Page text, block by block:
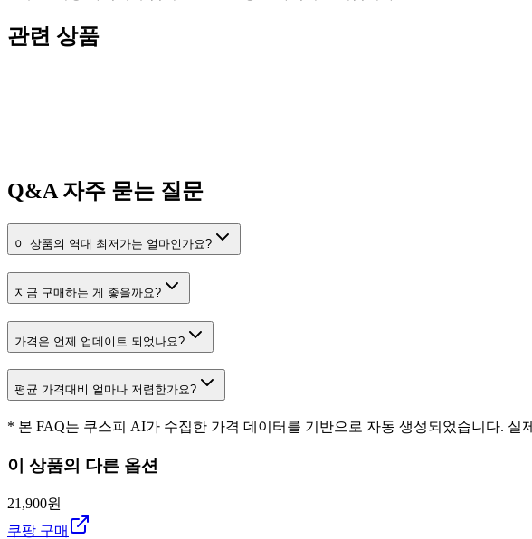
관련 상품
Q&A자주 묻는 질문
이 상품의 역대 최저가는 얼마인가요?
지금 구매하는 게 좋을까요?
가격은 언제 업데이트 되었나요?
평균 가격대비 얼마나 저렴한가요?
* 본 FAQ는 쿠스피 AI가 수집한 가격 데이터를 기반으로 자동 생성되었습니다. 실
이 상품의 다른 옵션
21,900원
쿠팡 구매